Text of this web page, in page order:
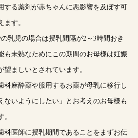
する薬剤が赤ちゃんに悪影響を及ぼす可
す。
乳児の場合は授乳間隔が2～3時間おき
も未熟なためにこの期間のお母様は妊娠
ましいとされています。
科麻酔薬や服用するお薬が母乳に移行し
ないようにしたい」とお考えのお母様も
科医師に授乳期間であることをまずお伝